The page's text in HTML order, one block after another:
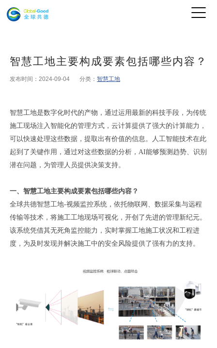
智慧工地主要构成要素包括哪些内容？
发布时间：2024-09-04 分类： 智慧工地
智慧工地是数字化时代的产物，通过运用最新的科技手段，为传统
施工现场注入智能化的管理方式，云计算提供了强大的计算能力，
可以快速处理这些数据，提取出有价值的信息。人工智能技术在此
起到了关键作用，通过对这些数据的分析，AI能够预测趋势、识别
潜在问题，为管理人员提供决策支持。
一、 智慧工地主要构成要素包括哪些内容？
全球共德智慧工地-视频监控系统，依托物联网、数据采集与远程
传输等技术，将施工工地现场可视化，开创了先进的管理新纪元。
该系统凭借其无死角监控能力，实时掌握工地施工状况和工程进
度，为及时发现并解决施工中的安全风险提供了强有力的支持。